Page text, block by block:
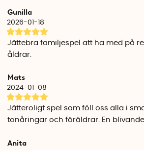
Gunilla
2026-01-18
Jättebra familjespel att ha med på
åldrar.
Mats
2024-01-08
Jätteroligt spel som föll oss alla i
tonåringar och föräldrar. En
Anita